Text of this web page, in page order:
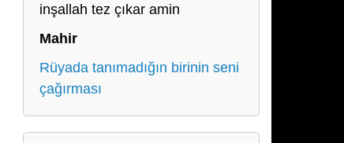
inşallah tez çıkar amin
Mahir
Rüyada tanımadığın birinin seni
çağırması